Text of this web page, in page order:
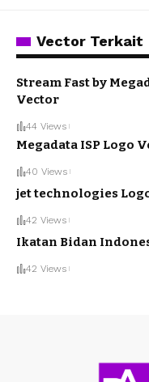
Vector Terkait
Stream Fast by
Vector
44 Views
Megadata ISP Logo
40 Views
jet technologies
42 Views
Ikatan Bidan
42 Views